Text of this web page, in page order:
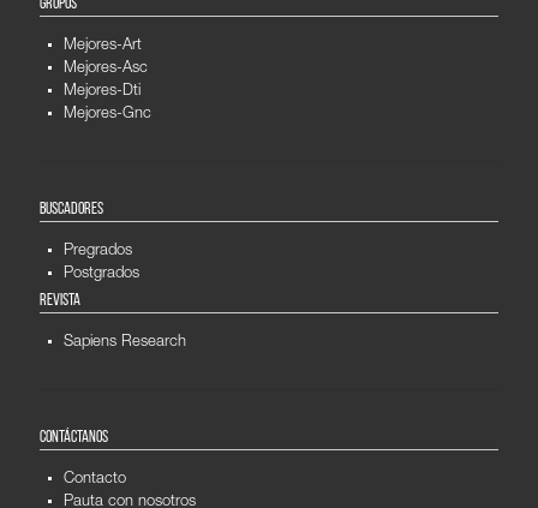
GRUPOS
Mejores-Art
Mejores-Asc
Mejores-Dti
Mejores-Gnc
BUSCADORES
Pregrados
Postgrados
REVISTA
Sapiens Research
CONTÁCTANOS
Contacto
Pauta con nosotros